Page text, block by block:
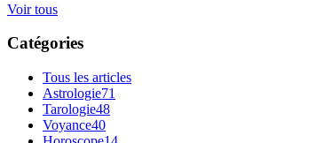
Voir tous
Catégories
Tous les articles
Astrologie71
Tarologie48
Voyance40